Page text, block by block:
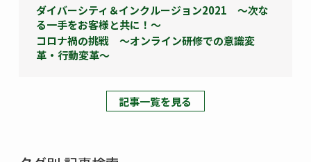
ダイバーシティ＆インクルージョン2021 ～次な
る一手をお客様と共に！～
コロナ禍の挑戦 ～オンライン研修での意識変
革・行動変革～
記事一覧を見る